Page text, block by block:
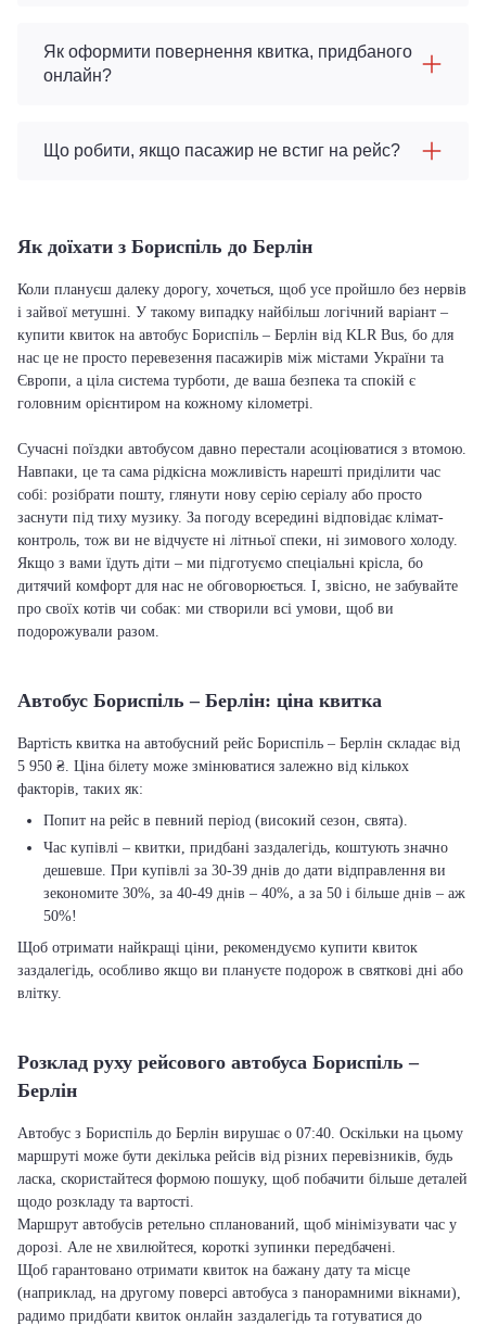
Як оформити повернення квитка, придбаного
онлайн?
Що робити, якщо пасажир не встиг на рейс?
Як доїхати з Бориспіль до Берлін
Коли плануєш далеку дорогу, хочеться, щоб усе пройшло без нервів
і зайвої метушні. У такому випадку найбільш логічний варіант –
купити квиток на автобус Бориспіль – Берлін від KLR Bus, бо для
нас це не просто перевезення пасажирів між містами України та
Європи, а ціла система турботи, де ваша безпека та спокій є
головним орієнтиром на кожному кілометрі.
Сучасні поїздки автобусом давно перестали асоціюватися з втомою.
Навпаки, це та сама рідкісна можливість нарешті приділити час
собі: розібрати пошту, глянути нову серію серіалу або просто
заснути під тиху музику. За погоду всередині відповідає клімат-
контроль, тож ви не відчуєте ні літньої спеки, ні зимового холоду.
Якщо з вами їдуть діти – ми підготуємо спеціальні крісла, бо
дитячий комфорт для нас не обговорюється. І, звісно, не забувайте
про своїх котів чи собак: ми створили всі умови, щоб ви
подорожували разом.
Автобус Бориспіль – Берлін: ціна квитка
Вартість квитка на автобусний рейс Бориспіль – Берлін складає від
5 950 ₴. Ціна білету може змінюватися залежно від кількох
факторів, таких як:
Попит на рейс в певний період (високий сезон, свята).
Час купівлі – квитки, придбані заздалегідь, коштують значно
дешевше. При купівлі за 30-39 днів до дати відправлення ви
зекономите 30%, за 40-49 днів – 40%, а за 50 і більше днів – аж
50%!
Щоб отримати найкращі ціни, рекомендуємо купити квиток
заздалегідь, особливо якщо ви плануєте подорож в святкові дні або
влітку.
Розклад руху рейсового автобуса Бориспіль –
Берлін
Автобус з Бориспіль до Берлін вирушає о 07:40. Оскільки на цьому
маршруті може бути декілька рейсів від різних перевізників, будь
ласка, скористайтеся формою пошуку, щоб побачити більше деталей
щодо розкладу та вартості.
Маршрут автобусів ретельно спланований, щоб мінімізувати час у
дорозі. Але не хвилюйтеся, короткі зупинки передбачені.
Щоб гарантовано отримати квиток на бажану дату та місце
(наприклад, на другому поверсі автобуса з панорамними вікнами),
радимо придбати квиток онлайн заздалегідь та готуватися до